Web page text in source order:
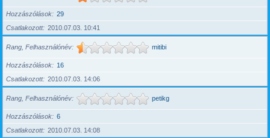
Hozzászólások
29
Csatlakozott
2010.07.03. 10:41
Rang, Felhasználónév mitibi
Hozzászólások
16
Csatlakozott
2010.07.03. 14:06
Rang, Felhasználónév petikg
Hozzászólások
6
Csatlakozott
2010.07.03. 14:08